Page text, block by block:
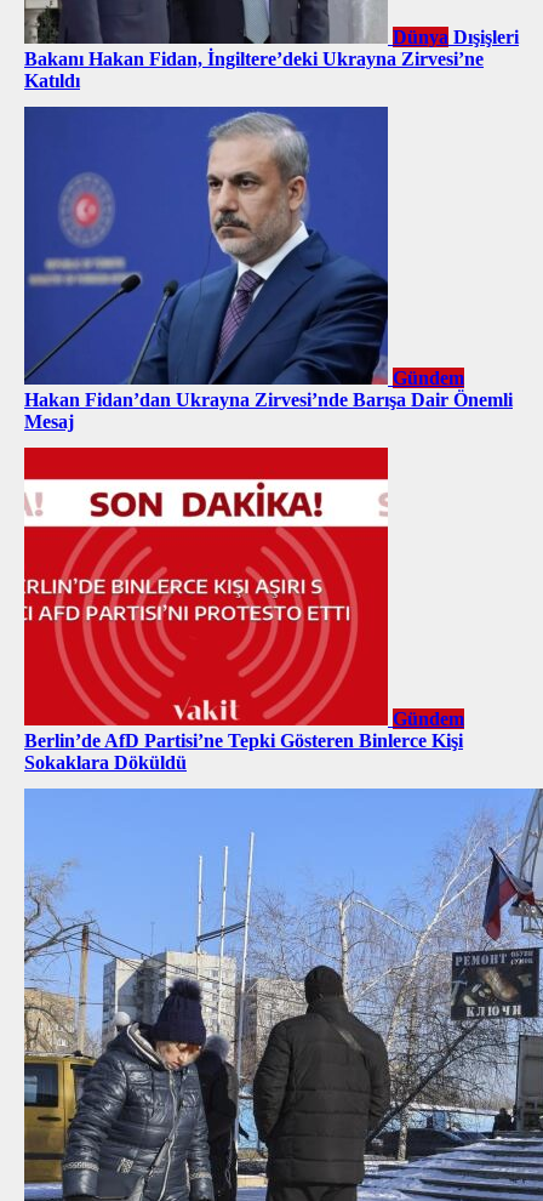
Dünya Dışişleri
Bakanı Hakan Fidan, İngiltere’deki Ukrayna Zirvesi’ne
Katıldı
Gündem
Hakan Fidan’dan Ukrayna Zirvesi’nde Barışa Dair Önemli
Mesaj
Gündem
Berlin’de AfD Partisi’ne Tepki Gösteren Binlerce Kişi
Sokaklara Döküldü